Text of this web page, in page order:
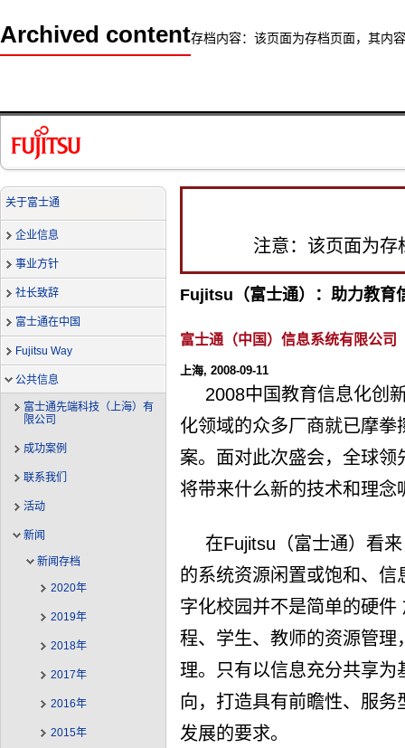
Archived content存档内容：该页面为存档页面，其内
关于富士通
企业信息
事业方针
社长致辞
富士通在中国
Fujitsu Way
公共信息
富士通先端科技（上海）有
限公司
成功案例
联系我们
活动
新闻
新闻存档
2020年
2019年
2018年
2017年
2016年
2015年
注意：该页面为
Fujitsu（富士通）：助力教育
富士通（中国）信息系统有限公司
上海, 2008-09-11
2008中国教育信息化创
化领域的众多厂商就已摩
案。面对此次盛会，全球
将带来什么新的技术和理念
在Fujitsu（富士通）看
的系统资源闲置或饱和、
字化校园并不是简单的硬
程、学生、教师的资源管
理。只有以信息充分共享
向，打造具有前瞻性、服
发展的要求。